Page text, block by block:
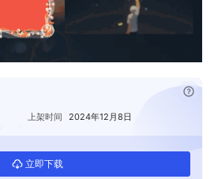
上架时间 2024年12月8日
立即下载
已